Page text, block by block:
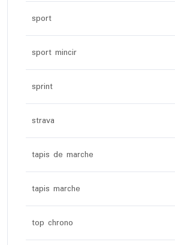
sport
sport mincir
sprint
strava
tapis de marche
tapis marche
top chrono